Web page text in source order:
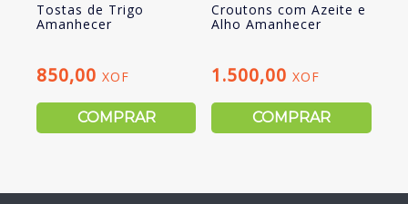
Tostas de Trigo
Amanhecer
850,00 XOF
COMPRAR
Croutons com Azeite e
Alho Amanhecer
1.500,00XOF
COMPRAR